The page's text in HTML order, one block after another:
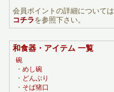
会員ポイントの詳細については
コチラを参照下さい。
和食器・アイテム 一覧
碗
・ めし碗
・ どんぶり
・ そば猪口